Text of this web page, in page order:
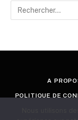
A
POLITIQUE DE